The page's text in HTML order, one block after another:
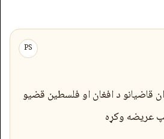
PS
قاضیانو د افغان او فلسطین قضیو
عریضه وکړه